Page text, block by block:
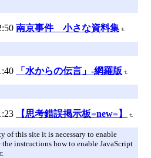
南京事件 小さな資料集
「水からの伝言」-網羅版
【思考錯誤掲示板=new=】
of this site it is necessary to enable
the instructions how to enable JavaScript